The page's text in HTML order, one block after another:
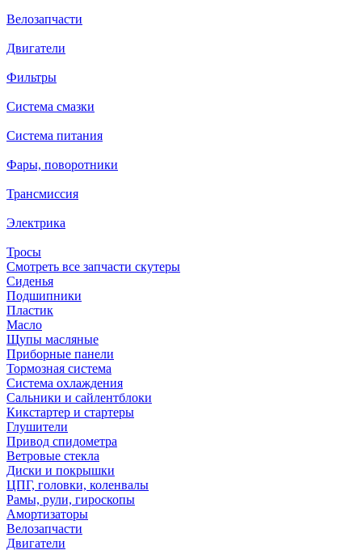
Велозапчасти
Двигатели
Фильтры
Система смазки
Система питания
Фары, поворотники
Трансмиссия
Электрика
Тросы
Смотреть все запчасти скутеры
Сиденья
Подшипники
Пластик
Масло
Щупы масляные
Приборные панели
Тормозная система
Система охлаждения
Сальники и сайлентблоки
Кикстартер и стартеры
Глушители
Привод спидометра
Ветровые стекла
Диски и покрышки
ЦПГ, головки, коленвалы
Рамы, рули, гироскопы
Амортизаторы
Велозапчасти
Двигатели